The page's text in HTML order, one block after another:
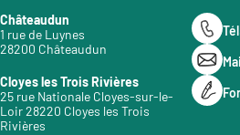
Châteaudun
1 rue de Luynes
28200 Châteaudun
Cloyes les Trois Rivières
25 rue Nationale Cloyes-sur-le-
Loir 28220 Cloyes les Trois
Rivières